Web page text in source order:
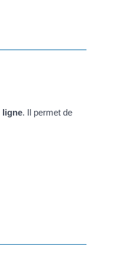
ligne. Il permet de